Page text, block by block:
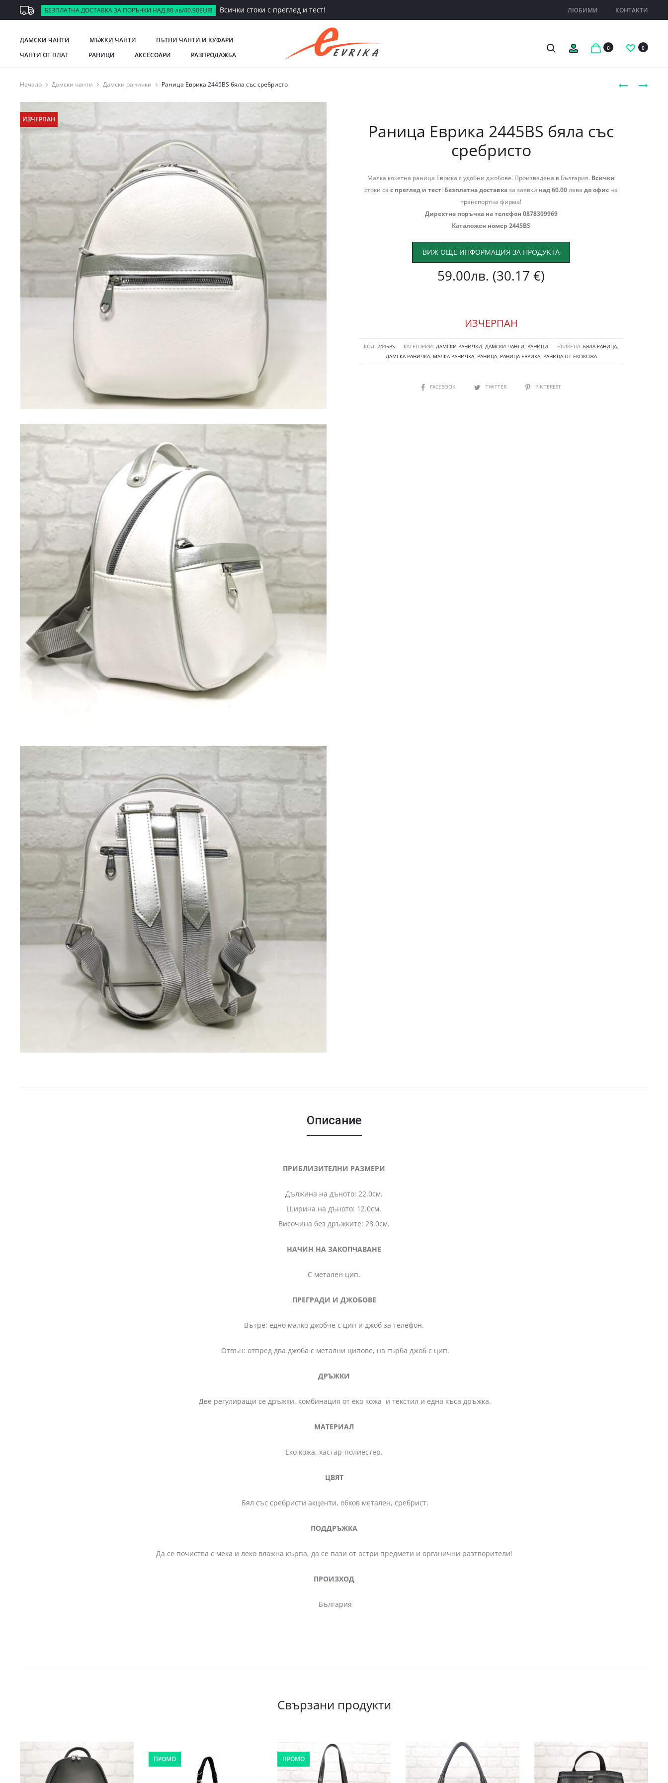
БЕЗПЛАТНА ДОСТАВКА ЗА ПОРЪЧКИ НАД 80 лв/40.90EUR! Всички стоки с преглед и тест! ЛЮБИМИ КОНТАКТИ
ДАМСКИ ЧАНТИ МЪЖКИ ЧАНТИ
ПЪТНИ ЧАНТИ И КУФАРИ
ЧАНТИ ОТ ПЛАТ
РАНИЦИ АКСЕСОАРИ РАЗПРОДАЖБА
Search Профил 0 0
ЧАНТА-
ЧАНТА-
Начало Дамски чанти Дамски ранички Раница Еврика 2445BS бяла със сребристо
ИЗЧЕРПАН
Раница Еврика 2445BS бяла със
сребристо
Mалка кокетна раница Еврика с удобни джобове. Произведена в България. Всички
стоки са с преглед и тест! Безплатна доставказа заявки над 60.00лева до офис на
транспортна фирма!
Директна поръчка на телефон 0878309969
Каталожен номер 2445BS
ВИЖ ОЩЕ ИНФОРМАЦИЯ ЗА ПРОДУКТА
59.00лв. (30.17 €)
ИЗЧЕРПАН
КОД: 2445BS КАТЕГОРИИ: ДАМСКИ РАНИЧКИ, ДАМСКИ ЧАНТИ, РАНИЦИ ЕТИКЕТИ: БЯЛА РАНИЦА,
ДАМСКА РАНИЧКА, МАЛКА РАНИЧКА, РАНИЦА, РАНИЦА ЕВРИКА, РАНИЦА ОТ ЕКОКОЖА
SHAREFACEBOOK TWITTER PINTEREST
Описание
ПРИБЛИЗИТЕЛНИ РАЗМЕРИ
Дължина на дъното: 22.0см.
Ширина на дъното: 12.0см.
Височина без дръжките: 28.0см.
НАЧИН НА ЗАКОПЧАВАНЕ
С метален цип.
ПРЕГРАДИ И ДЖОБОВЕ
Вътре: едно малко джобче с цип и джоб за телефон.
Отвън: отпред два джоба с метални ципове, на гърба джоб с цип.
ДРЪЖКИ
Две регулиращи се дръжки, комбинация от еко кожа и текстил и една къса дръжка.
МАТЕРИАЛ
Еко кожа, хастар-полиестер.
ЦВЯТ
Бял със сребристи акценти, обков метален, сребрист.
ПОДДРЪЖКА
Да се почиства с мека и леко влажна кърпа, да се пази от остри предмети и органични разтворители!
ПРОИЗХОД
България
Свързани продукти
ПРОМО ПРОМО